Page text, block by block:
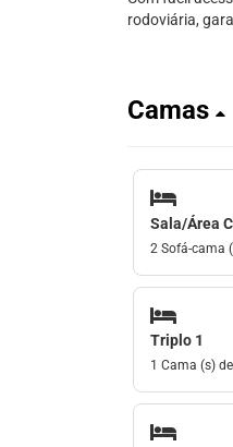
rodoviária,
Camas
Sala/Área
2 Sofá-cama
Triplo 1
1 Cama (s)